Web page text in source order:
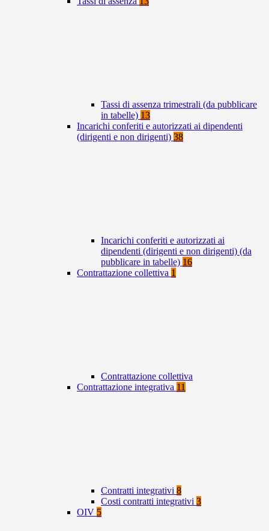
Tassi di assenza trimestrali (da pubblicare
in tabelle) 13
Incarichi conferiti e autorizzati ai dipendenti
(dirigenti e non dirigenti) 38
Incarichi conferiti e autorizzati ai
dipendenti (dirigenti e non dirigenti) (da
pubblicare in tabelle) 16
Contrattazione collettiva 1
Contrattazione collettiva
Contrattazione integrativa 11
Contratti integrativi 8
Costi contratti integrativi 3
OIV 5